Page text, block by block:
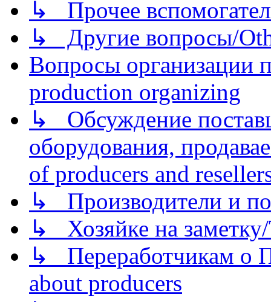
↳ Прочее
↳ Другие вопросы/
Вопросы организации
production organizing
↳ Обсуждение
оборудования,
of producers and
↳ Производители и
↳ Хозяйке на
↳ Переработчикам о
about producers